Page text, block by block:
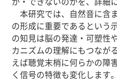
本研究では、自然音に含
の形成に重要であるという
の知見は脳の発達・可塑性
カニズムの理解にもつなが
えば聴覚末梢に何らかの障
く信号の特徴も変化します